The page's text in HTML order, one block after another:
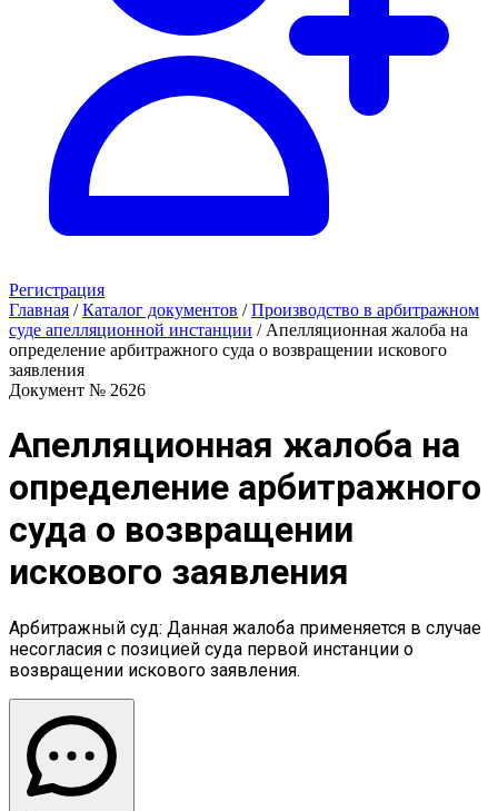
Регистрация
Главная / Каталог документов / Производство в арбитражном
суде апелляционной инстанции / Апелляционная жалоба на
определение арбитражного суда о возвращении искового
заявления
Документ № 2626
Апелляционная жалоба на
определение арбитражного
суда о возвращении
искового заявления
Арбитражный суд: Данная жалоба применяется в случае
несогласия с позицией суда первой инстанции о
возвращении искового заявления.